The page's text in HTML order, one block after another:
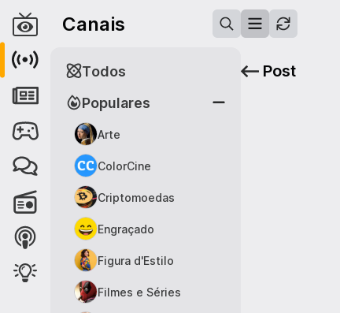
Canais
Populares
Arte
ColorCine
Criptomoedas
Engraçado
Figura d'Estilo
Filmes e Séries
Todos Post